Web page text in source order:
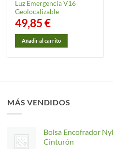
Luz Emergencia V16
Geolocalizable
49,85€
Añadir al carrito
MÁS VENDIDOS
Bolsa Encofrador
Cinturón